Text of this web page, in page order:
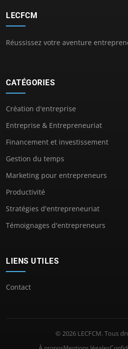
LECFCM
Réussissez votre aventure
CATÉGORIES
Création d'entreprise
Entreprise & Entrepreneuriat
Financement et investissement
Gestion du temps
Marketing pour entrepreneurs
Productivité
Stratégies d'entrepreneuriat
Témoignages d'entrepreneurs
LIENS UTILES
Contact
© 2026 LECFCM. Tous